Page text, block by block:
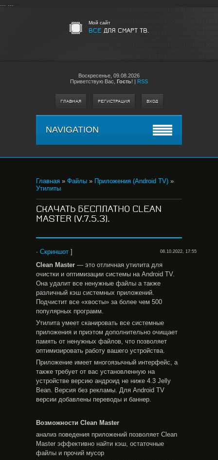
... ...
Мой сайт
ВСЕ ДЛЯ СМАРТ ТВ.
Воскресенье, 09.08.2026
Приветствую Вас Гость! | RSS
ГЛАВНАЯ РЕГИСТРАЦИЯ ВХОД
NAVIGATION
Главная » Файлы » Приложения (Android TV) »
Утилиты
СКАЧАТЬ БЕСПЛАТНО CLEAN
MASTER (V.7.5.3).
· Скриншот ] 08.10.2022, 17:55
Clean Master — это отличная утилита для
очистки и оптимизации системы на Android TV.
Она удалит все ненужные файлы а также
различный кэш системных приложений.
Подчистит все «хвосты» за более чем 500
популярных программ.
Утилита умеет сканировать все системные
приложения и приэтом дополнительно очищает
память от ненужных файлов, что позволяет
оптимизировать работу вашего устройства.
Приложение имеет многоязычный интерфейс, а
также требует от вас установленную на
устройстве версию андроид не ниже 4.3 Jelly
Bean. Версия без рекламы. Для Android TV
версии добавлены переводы и баннер.
Возможности Clean Master
анализ поведения приложений позволяет Clеan
Master эффективно найти кэш, остаточные
файлы и прочий мусор